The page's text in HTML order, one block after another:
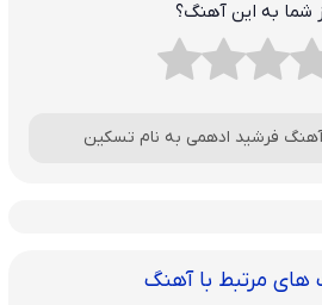
شما به این آهنگ؟
آهنگ فرشید ادهمی به نام تسکین
مرتبط با آهنگ